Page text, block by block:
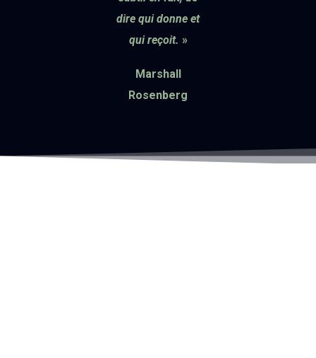
dire qui donne et
qui reçoit. »
Marshall
Rosenberg